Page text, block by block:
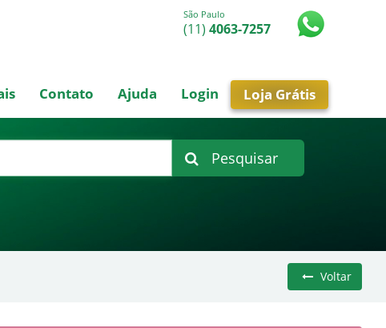
São Paulo
(11) 4063-7257
Contato Ajuda Login Loja Grátis
Pesquisar
Voltar